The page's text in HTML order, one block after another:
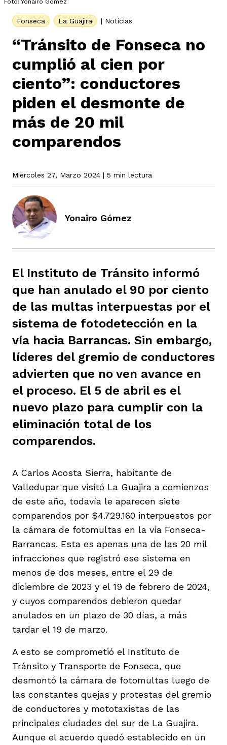
Foto: Yonairo Gómez
Fonseca La Guajira | Noticias
“Tránsito de Fonseca no
cumplió al cien por
ciento”: conductores
piden el desmonte de
más de 20 mil
comparendos
Miércoles 27, Marzo 2024 | 5 min lectura
Yonairo Gómez
El Instituto de Tránsito informó
que han anulado el 90 por ciento
de las multas interpuestas por el
sistema de fotodetección en la
vía hacia Barrancas. Sin embargo,
líderes del gremio de conductores
advierten que no ven avance en
el proceso. El 5 de abril es el
nuevo plazo para cumplir con la
eliminación total de los
comparendos.
A Carlos Acosta Sierra, habitante de
Valledupar que visitó La Guajira a comienzos
de este año, todavía le aparecen siete
comparendos por $4.729.160 interpuestos por
la cámara de fotomultas en la vía Fonseca-
Barrancas. Esta es apenas una de las 20 mil
infracciones que registró ese sistema en
menos de dos meses, entre el 29 de
diciembre de 2023 y el 19 de febrero de 2024,
y cuyos comparendos debieron quedar
anulados en un plazo de 30 días, a más
tardar el 19 de marzo.
A esto se comprometió el Instituto de
Tránsito y Transporte de Fonseca, que
desmontó la cámara de fotomultas luego de
las constantes quejas y protestas del gremio
de conductores y mototaxistas de las
principales ciudades del sur de La Guajira.
Aunque el acuerdo quedó establecido en un
de Atrato
armado
2023
país
Codazzi
de Atrato
Baja
del Cesar
Consonante
fórmula
de estilo
periodistas locales
nuestro contenido